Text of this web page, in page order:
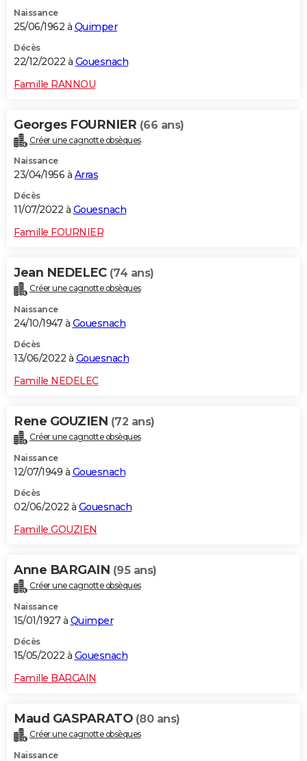
Naissance
25/06/1962 à Quimper
Décès
22/12/2022 à Gouesnach
Famille RANNOU
Georges FOURNIER (66 ans)
Créer une cagnotte obsèques
Naissance
23/04/1956 à Arras
Décès
11/07/2022 à Gouesnach
Famille FOURNIER
Jean NEDELEC (74 ans)
Créer une cagnotte obsèques
Naissance
24/10/1947 à Gouesnach
Décès
13/06/2022 à Gouesnach
Famille NEDELEC
Rene GOUZIEN (72 ans)
Créer une cagnotte obsèques
Naissance
12/07/1949 à Gouesnach
Décès
02/06/2022 à Gouesnach
Famille GOUZIEN
Anne BARGAIN (95 ans)
Créer une cagnotte obsèques
Naissance
15/01/1927 à Quimper
Décès
15/05/2022 à Gouesnach
Famille BARGAIN
Maud GASPARATO (80 ans)
Créer une cagnotte obsèques
Naissance